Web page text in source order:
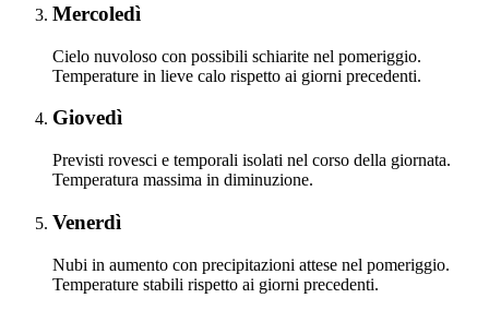
Mercoledì
Cielo nuvoloso con possibili schiarite nel pomeriggio.
Temperature in lieve calo rispetto ai giorni precedenti.
Giovedì
Previsti rovesci e temporali isolati nel corso della giornata.
Temperatura massima in diminuzione.
Venerdì
Nubi in aumento con precipitazioni attese nel pomeriggio.
Temperature stabili rispetto ai giorni precedenti.